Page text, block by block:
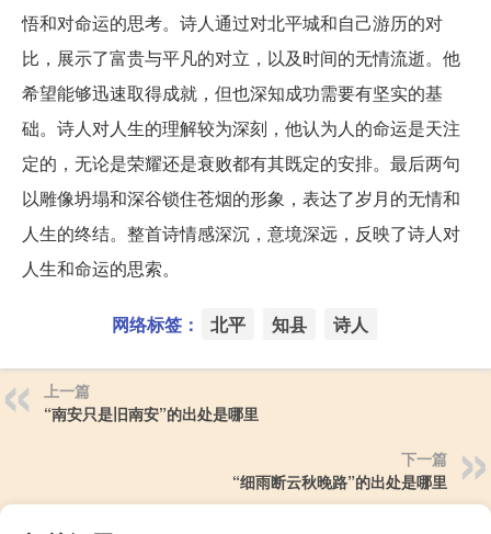
悟和对命运的思考。诗人通过对北平城和自己游历的对
比，展示了富贵与平凡的对立，以及时间的无情流逝。他
希望能够迅速取得成就，但也深知成功需要有坚实的基
础。诗人对人生的理解较为深刻，他认为人的命运是天注
定的，无论是荣耀还是衰败都有其既定的安排。最后两句
以雕像坍塌和深谷锁住苍烟的形象，表达了岁月的无情和
人生的终结。整首诗情感深沉，意境深远，反映了诗人对
人生和命运的思索。
网络标签： 北平 知县 诗人
上一篇
“南安只是旧南安”的出处是哪里
下一篇
“细雨断云秋晚路”的出处是哪里